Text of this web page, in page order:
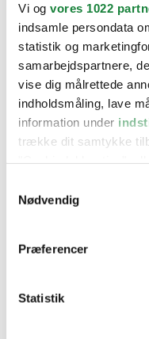
Vi og vores 1022
indsamle persondata
statistik og
samarbejdspartnere,
vise dig målrettede
indholdsmåling, lave
information under
trække dit samtykke
Hvis du tillader det, vil
Identificere din
Dine valg anvendes på
Nødvendig
Præferencer
Statistik
Citroën
Cupra
Dacia
Fiat
Ford
Hyundai
Kia
Mercedes
MG
Mini
Opel
Renault
Seat
Tesla
Værksteder